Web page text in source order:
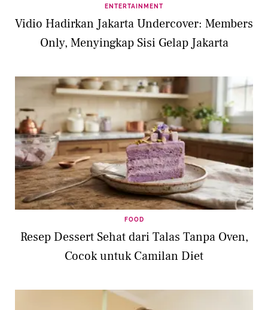
ENTERTAINMENT
Vidio Hadirkan Jakarta Undercover: Members
Only, Menyingkap Sisi Gelap Jakarta
FOOD
Resep Dessert Sehat dari Talas Tanpa Oven,
Cocok untuk Camilan Diet